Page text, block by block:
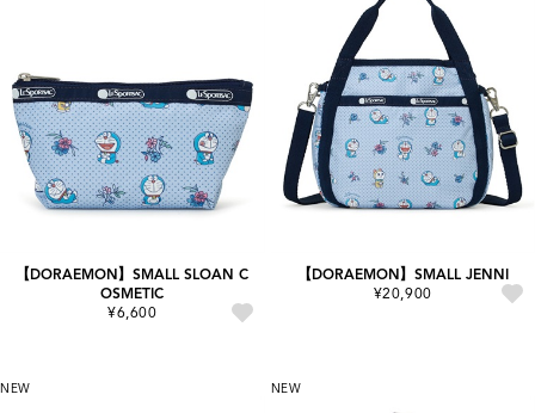
【DORAEMON】SMALL SLOAN C
OSMETIC
¥6,600
【DORAEMON】SMALL JENNI
¥20,900
NEW NEW